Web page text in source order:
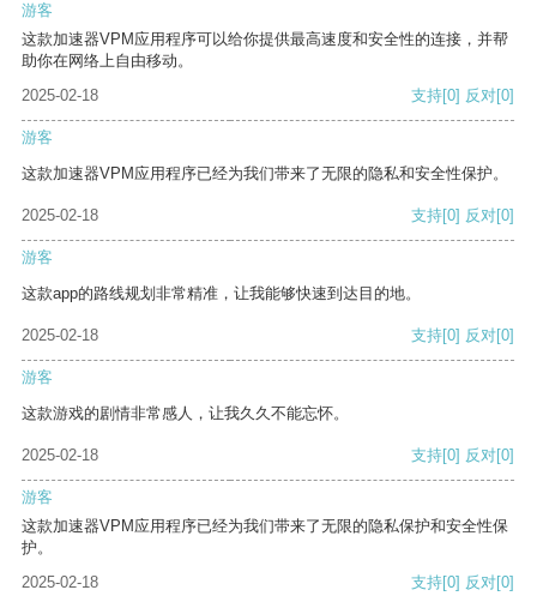
游客
这款加速器VPM应用程序可以给你提供最高速度和安全性的连接，并帮
助你在网络上自由移动。
2025-02-18
支持[0] 反对[0]
游客
这款加速器VPM应用程序已经为我们带来了无限的隐私和安全性保护。
2025-02-18 支持[0] 反对[0]
游客
这款app的路线规划非常精准，让我能够快速到达目的地。
2025-02-18 支持[0] 反对[0]
游客
这款游戏的剧情非常感人，让我久久不能忘怀。
2025-02-18 支持[0] 反对[0]
游客
这款加速器VPM应用程序已经为我们带来了无限的隐私保护和安全性保
护。
2025-02-18
支持[0] 反对[0]